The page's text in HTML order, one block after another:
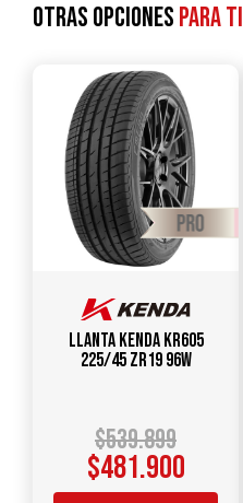
Otras opcionespara ti
Llanta KENDA KR605
225/45 ZR19 96W
$539.899
$481.900